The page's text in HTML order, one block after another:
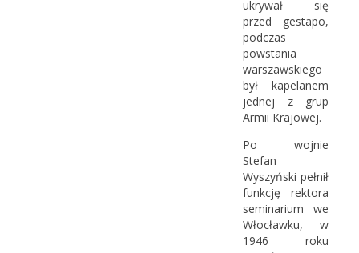
ukrywał się
przed gestapo,
podczas
powstania
warszawskiego
był kapelanem
jednej z grup
Armii Krajowej.
Po wojnie
Stefan
Wyszyński pełnił
funkcję rektora
seminarium we
Włocławku, w
1946 roku